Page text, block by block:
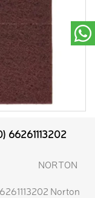
66261113202
NORTON
Norton